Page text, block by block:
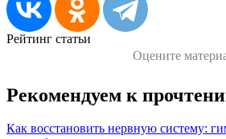
Рейтинг статьи
Оцените
Рекомендуем к
Как восстановить нервную систему: